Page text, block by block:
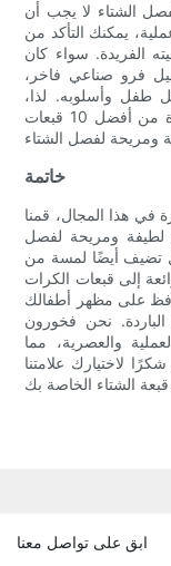
الشتاء لا يجب أن
يمكنك التأكد من
الفريدة. سواء كان
فرو صناعي فاخر،
طفل وأسلوبه. لذا،
احتضن برد الشتاء وأظهر مظهرًا أنيقًا مع واحدة من أفضل 10 قبعات
خاتمة
سنوات من الخبرة في هذا المجال، قمنا
10 قبعات أطفال لطيفة ومريحة لفصل
تضيف أيضًا لمسة من
إلى قبعات الكرات
على مظهر أطفالك
نحن فخورون
والعصرية، مما
لاختيارك علامتنا
ابق على تواصل معنا